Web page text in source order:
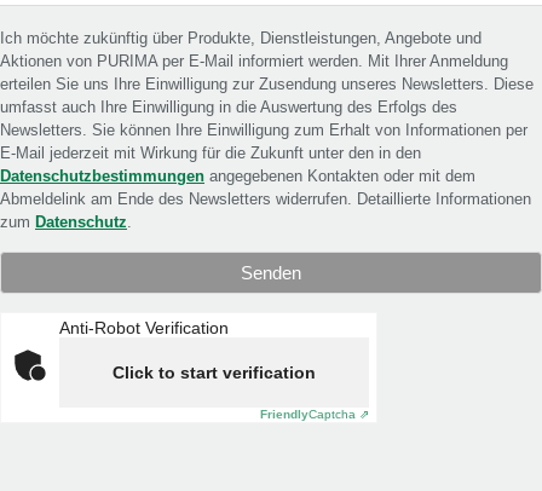
Ich möchte zukünftig über Produkte, Dienstleistungen, Angebote und
Aktionen von PURIMA per E-Mail informiert werden. Mit Ihrer Anmeldung
erteilen Sie uns Ihre Einwilligung zur Zusendung unseres Newsletters. Diese
umfasst auch Ihre Einwilligung in die Auswertung des Erfolgs des
Newsletters. Sie können Ihre Einwilligung zum Erhalt von Informationen per
E-Mail jederzeit mit Wirkung für die Zukunft unter den in den
Datenschutzbestimmungen angegebenen Kontakten oder mit dem
Abmeldelink am Ende des Newsletters widerrufen. Detaillierte Informationen
zum Datenschutz.
Anti-Robot Verification
Click to start verification
FriendlyCaptcha ⇗